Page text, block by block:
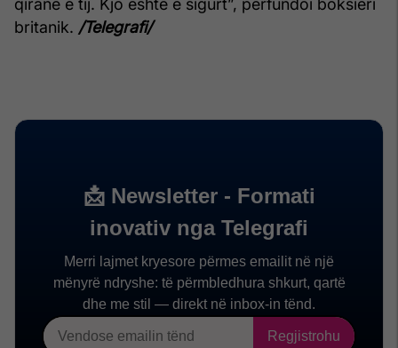
qiranë e tij. Kjo është e sigurt”, përfundoi boksieri
britanik. /Telegrafi/